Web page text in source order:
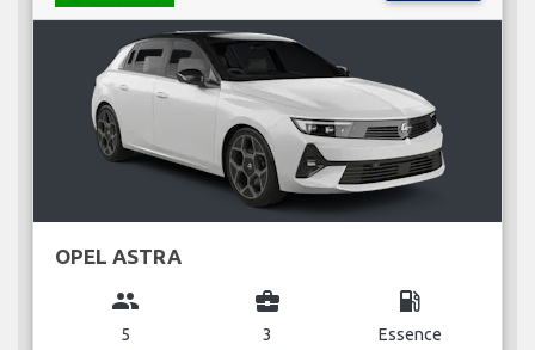
OPEL ASTRA
group
5
business_center
3
local_gas_station
Essence